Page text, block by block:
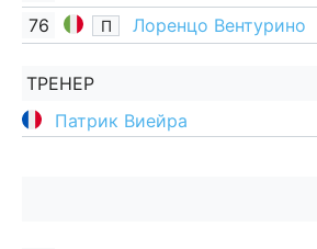
76 П Лоренцо Вентурино
ТРЕНЕР
Патрик Виейра